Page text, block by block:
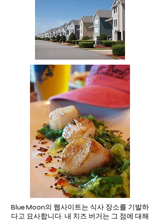
Blue Moon의 웹사이트는 식사 장소를 기발하
다고 묘사합니다. 내 치즈 버거는 그 점에 대해